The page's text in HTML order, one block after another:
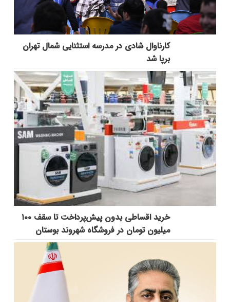
کارناوال شادی در مدرسه استثنایی شمال تهران
برپا شد
خرید اقساطی بدون پیش‌پرداخت تا سقف ۱۰۰
میلیون تومان در فروشگاه شهروند بوستان